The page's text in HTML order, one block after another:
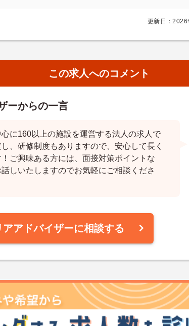
更新日：
この求人へのコメント
ーからの一言
に160以上の施設を運営する法人の求人で
、研修制度もありますので、安心して長く
ご興味ある方には、面接対策ポイントな
しいたしますのでお気軽にご相談くださ
アアドバイザーに相談する